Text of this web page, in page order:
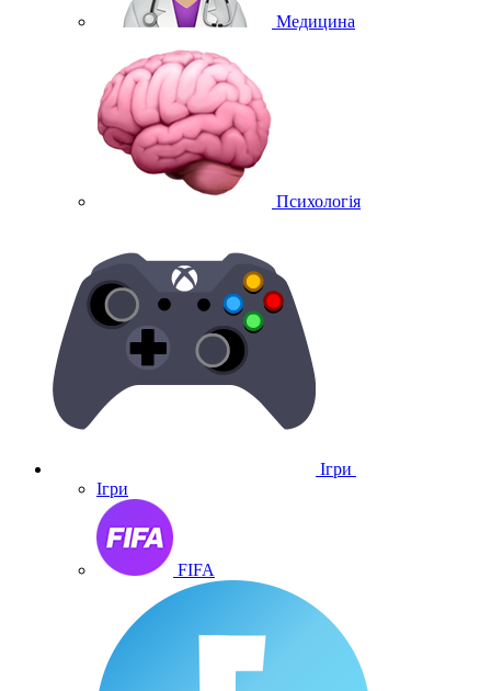
Медицина
Психологія
Ігри
Ігри
FIFA